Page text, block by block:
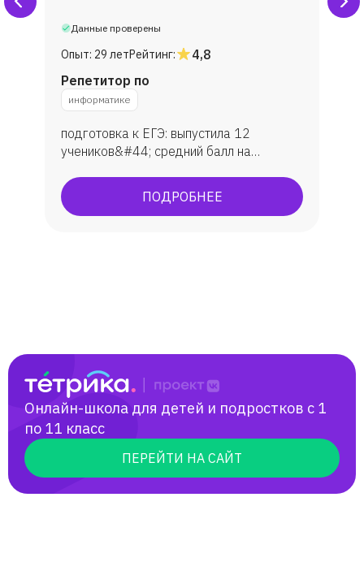
Данные проверены
Опыт: 29 летРейтинг:
4,8
Репетитор по
информатике
подготовка к ЕГЭ: выпустила 12
учеников&#44; средний балл на
занималась с 10 учениками&#44;
средняя оценка — 4&#44;6. Участие
ПОДРОБНЕЕ
Онлайн-школа для детей и подростков с 1
по 11 класс
ПЕРЕЙТИ НА САЙТ